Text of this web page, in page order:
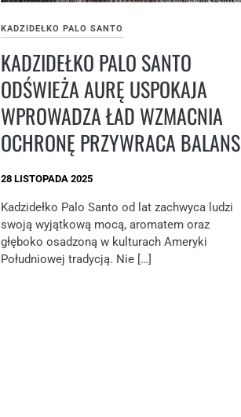
KADZIDEŁKO PALO SANTO
KADZIDEŁKO PALO SANTO
ODŚWIEŻA AURĘ USPOKAJA
WPROWADZA ŁAD WZMACNIA
OCHRONĘ PRZYWRACA BALANS
28 LISTOPADA 2025
Kadzidełko Palo Santo od lat zachwyca ludzi
swoją wyjątkową mocą, aromatem oraz
głęboko osadzoną w kulturach Ameryki
Południowej tradycją. Nie […]